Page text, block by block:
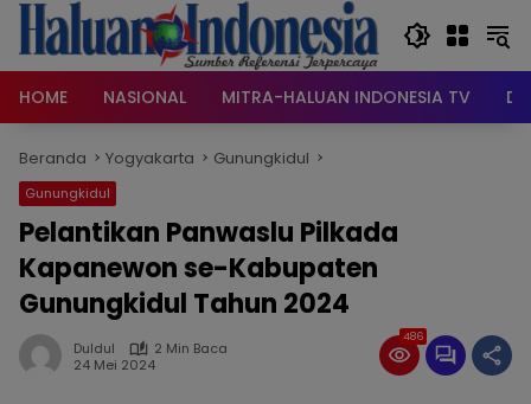
Langsung
konten
HOME
NASIONAL MITRA-HALUAN INDONESIA TV
Beranda Yogyakarta Gunungkidul
Gunungkidul
Pelantikan Panwaslu Pilkada
Kapanewon se-Kabupaten
Gunungkidul Tahun 2024
Duldul
2 Min Baca
24 Mei 2024
486